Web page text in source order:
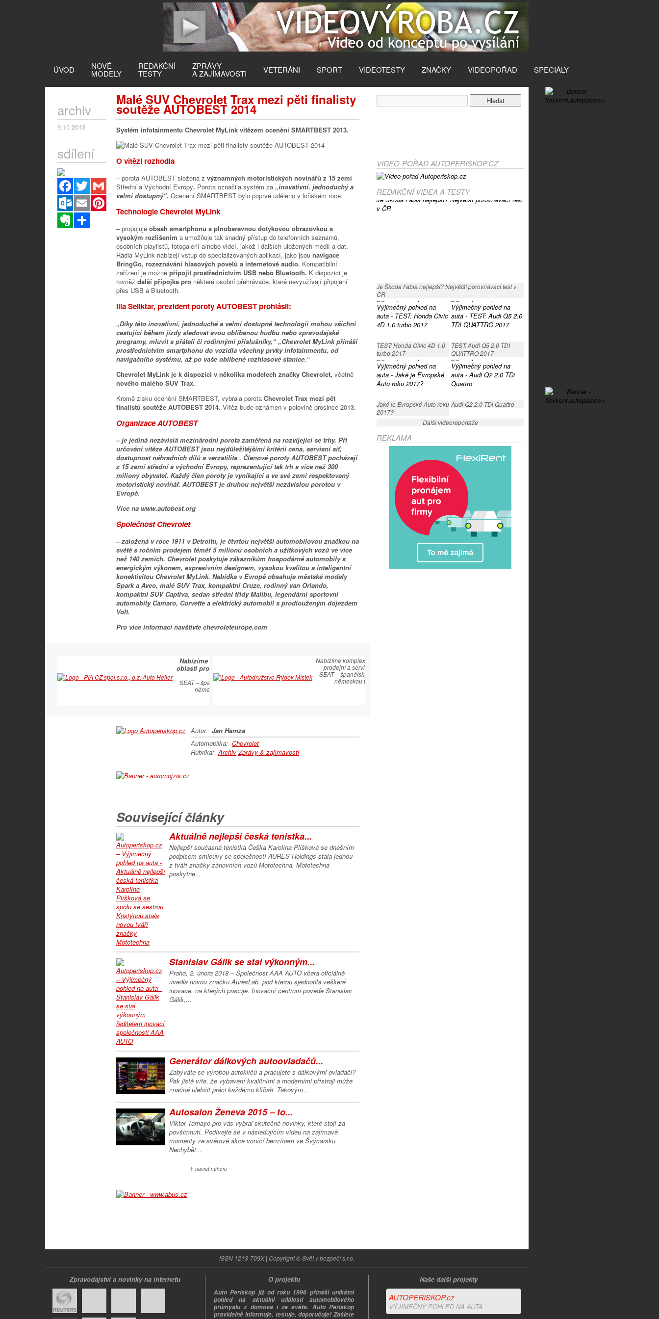
ÚVOD NOVÉ
MODELY
REDAKČNÍ
TESTY
ZPRÁVY
A ZAJÍMAVOSTI VETERÁNI SPORT VIDEOTESTY ZNAČKY VIDEOPOŘAD SPECIÁLY
Malé SUV Chevrolet Trax mezi pěti finalisty
soutěže AUTOBEST 2014
archiv
9.10.2013
sdílení
Facebook
Twitter
Gmail
Outlook.com
Email
Pinterest
Evernote
Systém infotainmentu Chevrolet MyLink vítězem ocenění SMARTBEST 2013.
O vítězi rozhodla
– porota AUTOBEST složená z významných motoristických novinářů z 15 zemí
Střední a Východní Evropy. Porota označila systém za „inovativní, jednoduchý a
velmi dostupný“. Ocenění SMARTBEST bylo poprvé uděleno v loňském roce.
Technologie Chevrolet MyLink
– propojuje obsah smartphonu s plnobarevnou dotykovou obrazovkou s
vysokým rozlišením a umožňuje tak snadný přístup do telefonních seznamů,
osobních playlistů, fotogalerií a/nebo videí, jakož i dalších uložených médií a dat.
Rádia MyLink nabízejí vstup do specializovaných aplikací, jako jsou navigace
BringGo, rozeznávání hlasových povelů a internetové audio. Kompatibilní
zařízení je možné připojit prostřednictvím USB nebo Bluetooth. K dispozici je
rovněž další přípojka pro některé osobní přehrávače, které nevyužívají připojení
přes USB a Bluetooth.
Ilia Seliktar, prezident poroty AUTOBEST prohlásil:
„Díky této inovativní, jednoduché a velmi dostupné technologii mohou všichni
cestující během jízdy sledovat svou oblíbenou hudbu nebo zpravodajské
programy, mluvit s přáteli či rodinnými příslušníky,“ „Chevrolet MyLink přináší
prostřednictvím smartphonu do vozidla všechny prvky infotainmentu, od
navigačního systému, až po vaše oblíbené rozhlasové stanice.“
Chevrolet MyLink je k dispozici v několika modelech značky Chevrolet, včetně
nového malého SUV Trax.
Kromě zisku ocenění SMARTBEST, vybrala porota Chevrolet Trax mezi pět
finalistů soutěže AUTOBEST 2014. Vítěz bude oznámen v polovině prosince 2013.
Organizace AUTOBEST
– je jediná nezávislá mezinárodní porota zaměřená na rozvíjející se trhy. Při
určování vítěze AUTOBEST jsou nejdůležitějšími kritérii cena, servisní síť,
dostupnost náhradních dílů a verzatilita . Členové poroty AUTOBEST pocházejí
z 15 zemí střední a východní Evropy, reprezentující tak trh s více než 300
miliony obyvatel. Každý člen poroty je vynikající a ve své zemi respektovaný
motoristický novinář. AUTOBEST je druhou největší nezávislou porotou v
Evropě.
Více na www.autobest.org
Společnost Chevrolet
– založená v roce 1911 v Detroitu, je čtvrtou největší automobilovou značkou na
světě s ročním prodejem téměř 5 milionů osobních a užitkových vozů ve více
než 140 zemích. Chevrolet poskytuje zákazníkům hospodárné automobily s
energickým výkonem, expresivním designem, vysokou kvalitou a inteligentní
konektivitou Chevrolet MyLink. Nabídka v Evropě obsahuje městské modely
Spark a Aveo, malé SUV Trax, kompaktní Cruze, rodinný van Orlando,
kompaktní SUV Captiva, sedan střední třídy Malibu, legendární sportovní
automobily Camaro, Corvette a elektrický automobil s prodlouženým dojezdem
Volt.
Pro více informací navštivte chevroleteurope.com
Nabízíme komplexní služby v
oblasti prodejní a servisní péče
SEAT.
SEAT – španělský temperament s
německou technologií
Nabízíme komplexní služby v oblasti
prodejní a servisní péče SEAT.
SEAT – španělský temperament s
německou technologií
Autor: Jan Hamza
Automobilka: Chevrolet
Rubrika: Archiv Zprávy & zajímavosti
Související články
Aktuálně nejlepší česká tenistka...
Nejlepší současná tenistka Češka Karolína Plíšková se dnešním
podpisem smlouvy se společností AURES Holdings stala jednou
z tváří značky zánovních vozů Mototechna. Mototechna
poskytne...
Stanislav Gálik se stal výkonným...
Praha, 2. února 2018 – Společnost AAA AUTO včera oficiálně
uvedla novou značku AuresLab, pod kterou sjednotila veškeré
inovace, na kterých pracuje. Inovační centrum povede Stanislav
Gálik,...
Generátor dálkových autoovladačů...
Zabýváte se výrobou autoklíčů a pracujete s dálkovými ovladači?
Pak jistě víte, že vybavení kvalitními a moderními přístroji může
značně ulehčit práci každému klíčaři. Takovým...
Autosalon Ženeva 2015 – to...
Viktor Tamayo pro vás vybral skutečné novinky, které stojí za
povšimnutí. Podívejte se v následujícím videu na zajímavé
momenty ze světové akce vonící benzínem ve Švýcarsku.
Nechybět...
↑ návrat nahoru
VIDEO-POŘAD AUTOPERISKOP.CZ
REDAKČNÍ VIDEA A TESTY
Je Škoda Fabia nejlepší? Největší porovnávací test v
ČR
TEST: Honda Civic 4D 1.0
turbo 2017
TEST: Audi Q5 2.0 TDI
QUATTRO 2017
Jaké je Evropské Auto roku
2017?
Audi Q2 2.0 TDi Quattro
Další videoreportáže
REKLAMA
ISSN 1213-709X | Copyright © Svět v bezpečí s.r.o.
Zpravodajství a novinky na internetu Naše další projekty
AUTOPERISKOP.cz
VÝJIMEČNÝ POHLED NA AUTA
O projektu
Auto Periskop již od roku 1996 přináší unikátní
pohled na aktuální události automobilového
průmyslu z domova i ze světa. Auto Periskop
pravidelně informuje, testuje, doporučuje! Zašlete